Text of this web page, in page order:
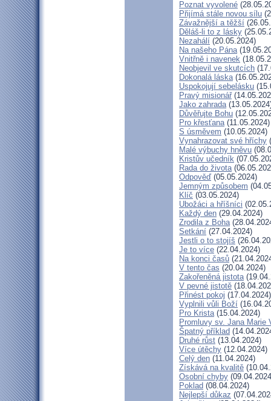
Poznat vyvolené
Přijímá stále novou sílu
Závažnější a těžší
Děláš-li to z lásky
Nezahálí (20.05.2024)
Na našeho Pána
Vnitřně i navenek
Neobjevil ve skutcích
Dokonalá láska
Uspokojují sebelásku
Pravý misionář
Jako zahrada
Důvěřujte Bohu
Pro křesťana(11.05.2024)
S úsměvem (10.05.2024)
Vynahrazovat své hříchy
Malé výbuchy hněvu
Kristův učedník
Rada do života
Odpověď (05.05.2024)
Jemným způsobem
Klíč (03.05.2024)
Ubožáci a hříšníci
Každý den (29.04.2024)
Zrodila z Boha
Setkání (27.04.2024)
Jestli o to stojíš
Je to více (22.04.2024)
Na konci časů
V tento čas (20.04.2024)
Zakořeněná jistota
V pevné jistotě
Přinést pokoj (17.04.2024)
Vyplnili vůli Boží
Pro Krista(15.04.2024)
Promluvy sv. Jana Marie
Špatný příklad
Druhé růst (13.04.2024)
Více útěchy (12.04.2024)
Celý den (11.04.2024)
Získává na kvalitě
Osobní chyby
Poklad (08.04.2024)
Nejlepší důkaz